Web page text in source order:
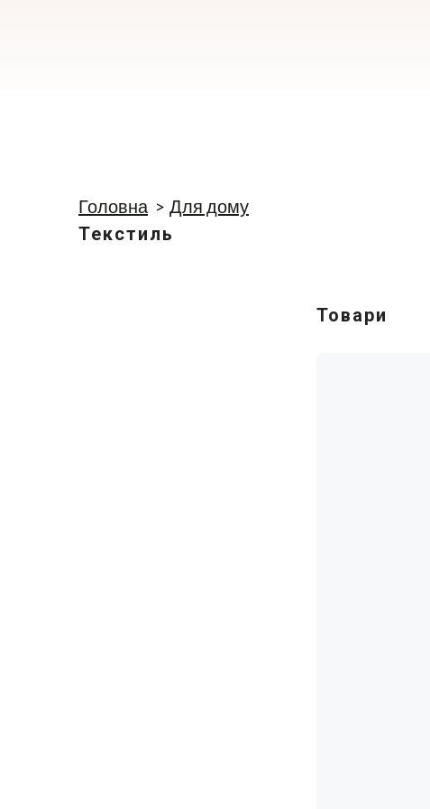
Головна
Для дому
Текстиль
Товари